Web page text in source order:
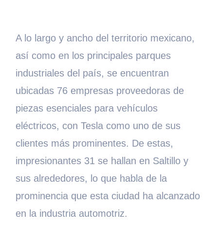
A lo largo y ancho del territorio mexicano,
así como en los principales parques
industriales del país, se encuentran
ubicadas 76 empresas proveedoras de
piezas esenciales para vehículos
eléctricos, con Tesla como uno de sus
clientes más prominentes. De estas,
impresionantes 31 se hallan en Saltillo y
sus alrededores, lo que habla de la
prominencia que esta ciudad ha alcanzado
en la industria automotriz.